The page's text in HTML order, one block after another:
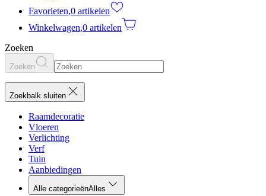
Favorieten,0 artikelen
Winkelwagen,0 artikelen
Zoeken
Zoeken
Zoekbalk sluiten
Raamdecoratie
Vloeren
Verlichting
Verf
Tuin
Aanbiedingen
Alle categorieënAlles